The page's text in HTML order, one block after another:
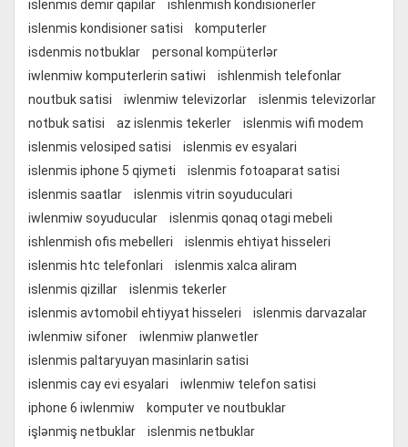
islenmis demir qapilar
ishlenmish kondisionerler
islenmis kondisioner satisi
komputerler
isdenmis notbuklar
personal kompüterlər
iwlenmiw komputerlerin satiwi
ishlenmish telefonlar
noutbuk satisi
iwlenmiw televizorlar
islenmis televizorlar
notbuk satisi
az islenmis tekerler
islenmis wifi modem
islenmis velosiped satisi
islenmis ev esyalari
islenmis iphone 5 qiymeti
islenmis fotoaparat satisi
islenmis saatlar
islenmis vitrin soyuduculari
iwlenmiw soyuducular
islenmis qonaq otagi mebeli
ishlenmish ofis mebelleri
islenmis ehtiyat hisseleri
islenmis htc telefonlari
islenmis xalca aliram
islenmis qizillar
islenmis tekerler
islenmis avtomobil ehtiyyat hisseleri
islenmis darvazalar
iwlenmiw sifoner
iwlenmiw planwetler
islenmis paltaryuyan masinlarin satisi
islenmis cay evi esyalari
iwlenmiw telefon satisi
iphone 6 iwlenmiw
komputer ve noutbuklar
işlənmiş netbuklar
islenmis netbuklar